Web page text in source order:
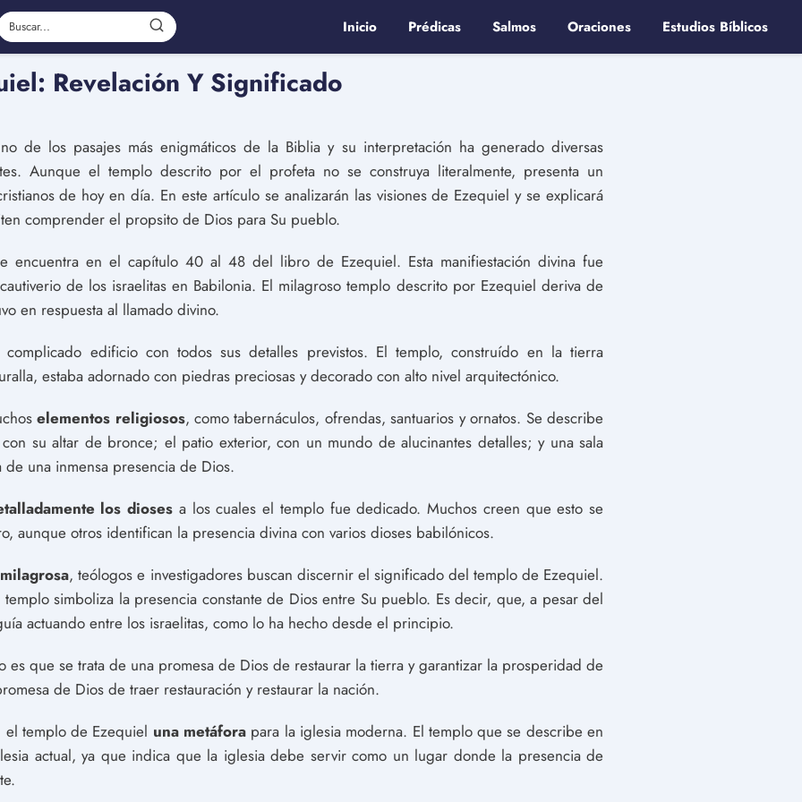
Inicio Prédicas Salmos Oraciones Estudios Bíblicos
Revelación Y Significado
de los pasajes más enigmáticos de la Biblia y su interpretación ha generado diversas
Aunque el templo descrito por el profeta no se construya literalmente, presenta un
de hoy en día. En este artículo se analizarán las visiones de Ezequiel y se explicará
comprender el propsito de Dios para Su pueblo.
encuentra en el capítulo 40 al 48 del libro de Ezequiel. Esta manifiestación divina fue
de los israelitas en Babilonia. El milagroso templo descrito por Ezequiel deriva de
en respuesta al llamado divino.
edificio con todos sus detalles previstos. El templo, construído en la tierra
estaba adornado con piedras preciosas y decorado con alto nivel arquitectónico.
elementos religiosos, como tabernáculos, ofrendas, santuarios y ornatos. Se describe
su altar de bronce; el patio exterior, con un mundo de alucinantes detalles; y una sala
una inmensa presencia de Dios.
los dioses a los cuales el templo fue dedicado. Muchos creen que esto se
aunque otros identifican la presencia divina con varios dioses babilónicos.
, teólogos e investigadores buscan discernir el significado del templo de Ezequiel.
simboliza la presencia constante de Dios entre Su pueblo. Es decir, que, a pesar del
actuando entre los israelitas, como lo ha hecho desde el principio.
que se trata de una promesa de Dios de restaurar la tierra y garantizar la prosperidad de
de Dios de traer restauración y restaurar la nación.
el templo de Ezequiel una metáfora para la iglesia moderna. El templo que se describe en
actual, ya que indica que la iglesia debe servir como un lugar donde la presencia de